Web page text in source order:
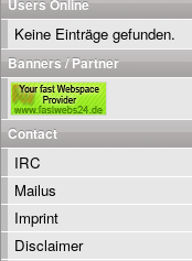
Users Online
Keine Einträge gefunden.
Banners / Partner
Contact
IRC
Mailus
Imprint
Disclaimer